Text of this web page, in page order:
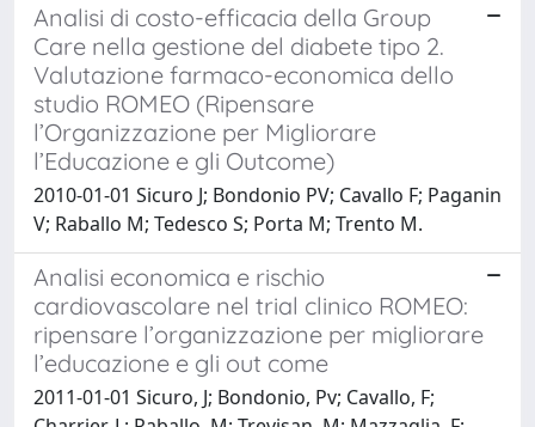
Analisi di costo-efficacia della Group
Care nella gestione del diabete tipo 2.
Valutazione farmaco-economica dello
studio ROMEO (Ripensare
l’Organizzazione per Migliorare
l’Educazione e gli Outcome)
2010-01-01 Sicuro J; Bondonio PV; Cavallo F; Paganin
V; Raballo M; Tedesco S; Porta M; Trento M.
Analisi economica e rischio
cardiovascolare nel trial clinico ROMEO:
ripensare l’organizzazione per migliorare
l’educazione e gli out come
2011-01-01 Sicuro, J; Bondonio, Pv; Cavallo, F;